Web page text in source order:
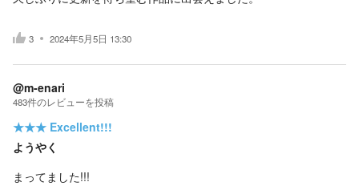
3 2024年5月5日 13:30
@m-enari
483件のレビューを投稿
★★★ Excellent!!!
ようやく
まってました!!!